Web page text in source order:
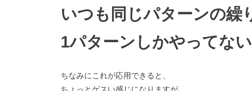
いつも同じパターンの繰
1パターンしかやってない
ちなみにこれが応用できると、
ちょっとゲスい感じになりますが、